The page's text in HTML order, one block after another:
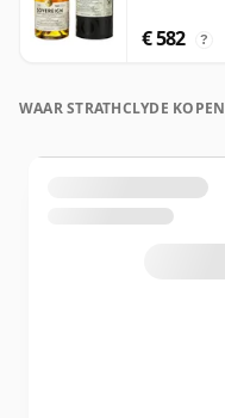
€ 582 ?
WAAR STRATHCLYDE KOPEN